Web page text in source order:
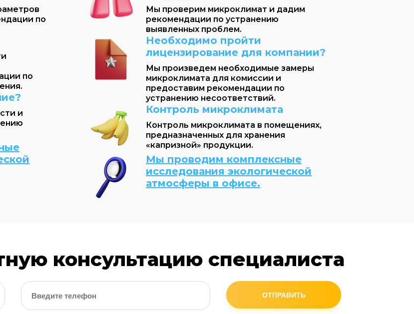
по
по
и
Мы проверим микроклимат и дадим
рекомендации по устранению
выявленных проблем.
Необходимо пройти
лицензирование для компании?
Мы произведем необходимые замеры
микроклимата для комиссии и
предоставим рекомендации по
устранению несоответствий.
Контроль микроклимата
Контроль микроклимата в помещениях,
предназначенных для хранения
«капризной» продукции.
Мы проводим комплексные
исследования экологической
атмосферы в офисе.
консультацию специалиста
ОТПРАВИТЬ